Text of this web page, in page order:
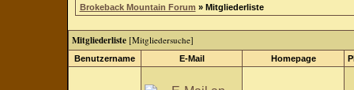
Brokeback Mountain Forum » Mitgliederliste
Mitgliederliste [Mitgliedersuche]
Benutzername E-Mail Homepage